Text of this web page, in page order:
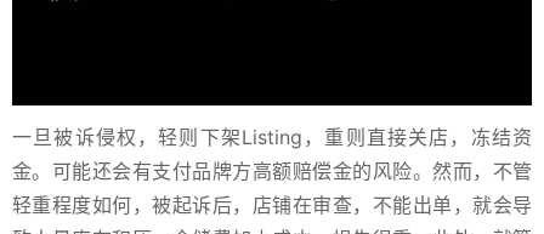
一旦被诉侵权，轻则下架Listing，重则直接关店，冻结资
金。可能还会有支付品牌方高额赔偿金的风险。然而，不管
轻重程度如何，被起诉后，店铺在审查，不能出单，就会导